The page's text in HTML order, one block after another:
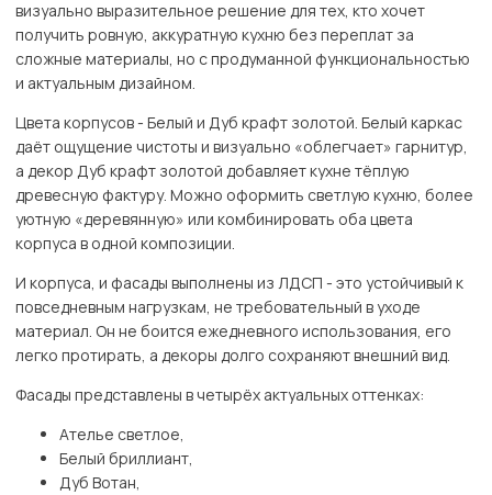
визуально выразительное решение для тех, кто хочет
получить ровную, аккуратную кухню без переплат за
сложные материалы, но с продуманной функциональностью
и актуальным дизайном.
Цвета корпусов - Белый и Дуб крафт золотой. Белый каркас
даёт ощущение чистоты и визуально «облегчает» гарнитур,
а декор Дуб крафт золотой добавляет кухне тёплую
древесную фактуру. Можно оформить светлую кухню, более
уютную «деревянную» или комбинировать оба цвета
корпуса в одной композиции.
И корпуса, и фасады выполнены из ЛДСП - это устойчивый к
повседневным нагрузкам, не требовательный в уходе
материал. Он не боится ежедневного использования, его
легко протирать, а декоры долго сохраняют внешний вид.
Фасады представлены в четырёх актуальных оттенках:
Ателье светлое,
Белый бриллиант,
Дуб Вотан,